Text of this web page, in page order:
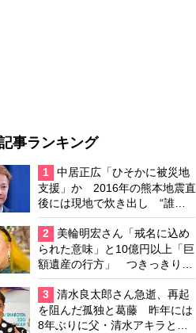
事ランキング
1
中居正広「ひそかに被災地
支援」か 2016年の熊本地震直
後には現地で炊き出し “誰に
も知られなくて良い”と、むし
ろ強まる福祉活動への思い
2
美輪明宏さん「戒名に込め
られた意味」と10億円以上「巨
額遺産の行方」 つきっきりで
私生活をサポートしていた元俳
優が相続か
3
清水良太郎さん急逝、再起
を阻んだ孤独と葛藤 昨年には
8年ぶりに父・清水アキラと共